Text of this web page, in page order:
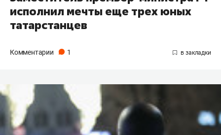
исполнил мечты еще трех юных
татарстанцев
Комментарии 1